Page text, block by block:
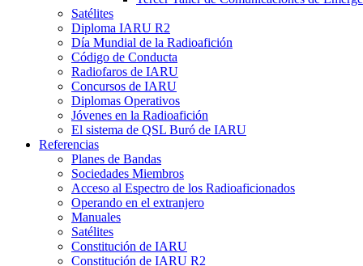
Satélites
Diploma IARU R2
Día Mundial de la Radioafición
Código de Conducta
Radiofaros de IARU
Concursos de IARU
Diplomas Operativos
Jóvenes en la Radioafición
El sistema de QSL Buró de IARU
Referencias
Planes de Bandas
Sociedades Miembros
Acceso al Espectro de los Radioaficionados
Operando en el extranjero
Manuales
Satélites
Constitución de IARU
Constitución de IARU R2